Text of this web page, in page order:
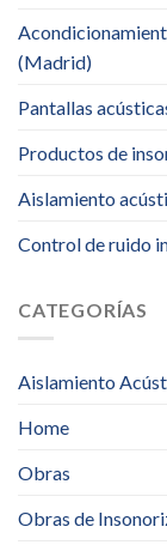
(Madrid)
Pantallas
Productos de
Aislamiento
Control de ruido
CATEGORÍAS
Aislamiento
Home
Obras
Obras de